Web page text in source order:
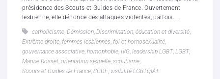
présidence des Scouts et Guides de France. Ouvertement
lesbienne, elle dénonce des attaques violentes, parfois...
catholicisme, Démission, Discrimination, éducation et diversité,
Extrême droite, femmes lesbiennes, foi et homosexualité,
gouvernance associative, homophobie, IVG, leadership LGBT, LGBT,
Marine Rosset, orientation sexuelle, scoutisme,
Scouts et Guides de France, SGDF, visibilité LGBTQIA+